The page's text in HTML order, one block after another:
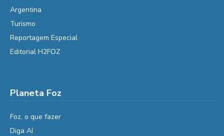
Argentina
Turismo
Reportagem Especial
Editorial H2FOZ
Planeta Foz
Foz, o que fazer
Diga Aí